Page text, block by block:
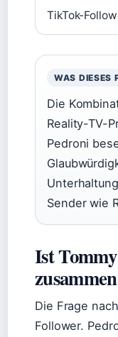
TikTok-
WAS DIESES
Die
Reality-TV-
Pedroni
Sender wie
Ist
Die Frage
Follower.